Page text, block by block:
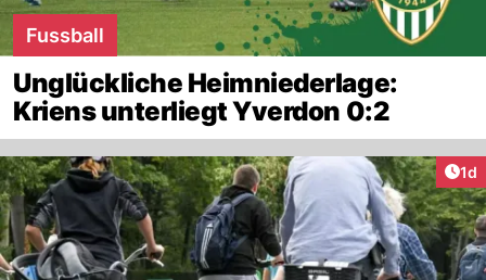
Fussball
Unglückliche Heimniederlage:
Kriens unterliegt Yverdon 0:2
1d